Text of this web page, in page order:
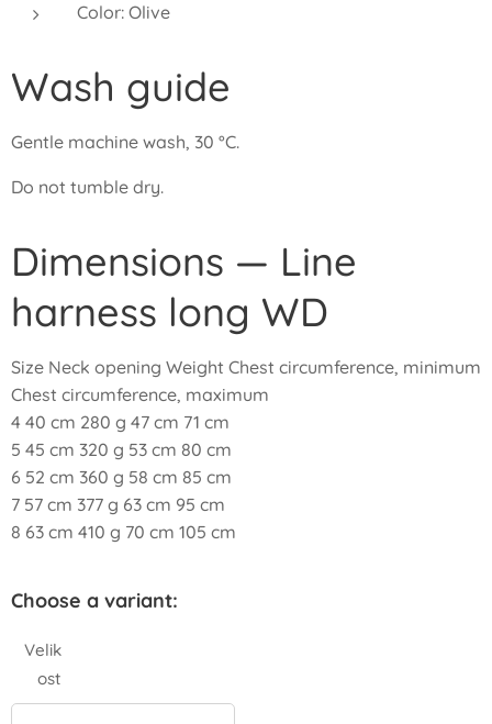
Color: Olive
Wash guide
Gentle machine wash, 30 °C.
Do not tumble dry.
Dimensions — Line
harness long WD
Size Neck opening Weight Chest circumference, minimum
Chest circumference, maximum
4 40 cm 280 g 47 cm 71 cm
5 45 cm 320 g 53 cm 80 cm
6 52 cm 360 g 58 cm 85 cm
7 57 cm 377 g 63 cm 95 cm
8 63 cm 410 g 70 cm 105 cm
Choose a variant:
Velik
ost